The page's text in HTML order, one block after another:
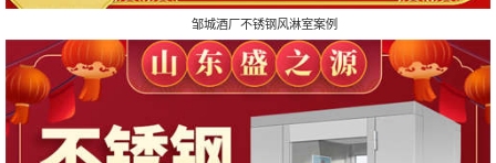
邹城酒厂不锈钢风淋室案例